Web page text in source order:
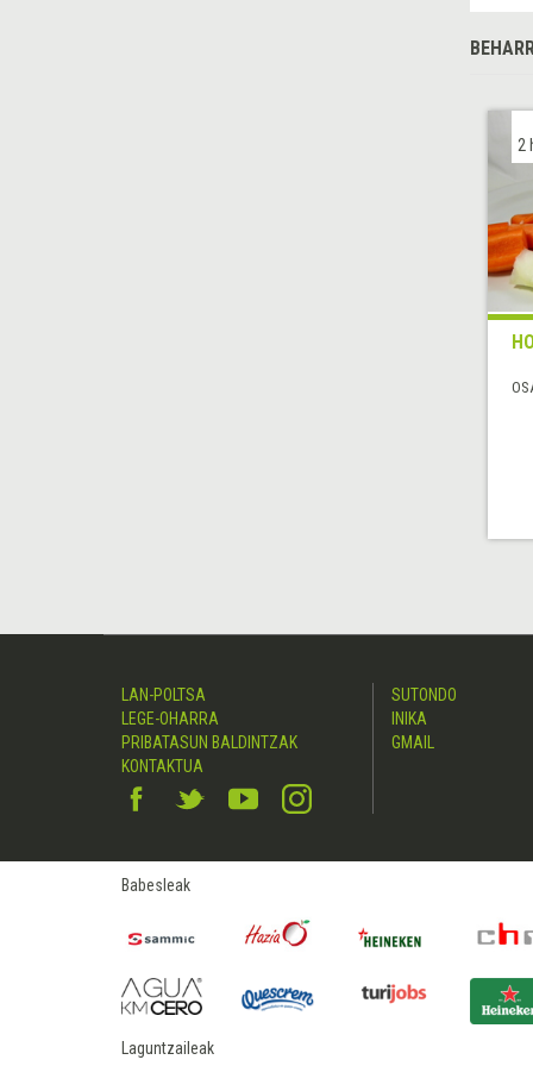
2
LAN-POLTSA
LEGE-OHARRA
PRIBATASUN BALDINTZAK
KONTAKTUA
SUTONDO
INIKA
GMAIL
Babesleak
Laguntzaileak